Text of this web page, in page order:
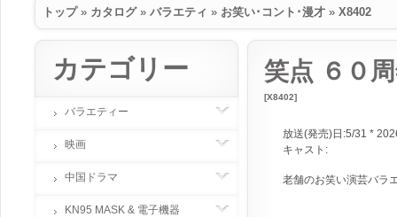
トップ» カタログ» バラエティ » お笑い･コント･漫才 » X8402
笑点 ６０
[X8402]
放送(発売)日:5/31 *
キャスト:
老舗のお笑い演芸バラ
カテゴリー
バラエティー
映画
中国ドラマ
KN95 MASK & 電子機器